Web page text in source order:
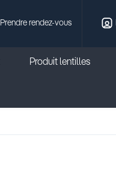
Prendre rendez-vous
Produit lentilles